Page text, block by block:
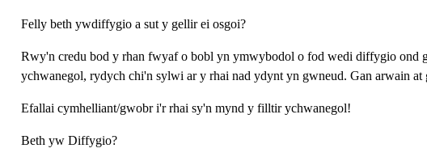
Felly beth ywdiffygio a sut y gellir ei osgoi?
Rwy'n credu bod y rhan fwyaf o bobl yn ymwybodol o fod wedi diffygio ond
ychwanegol, rydych chi'n sylwi ar y rhai nad ydynt yn gwneud. Gan arwain at
Efallai cymhelliant/gwobr i'r rhai sy'n mynd y filltir ychwanegol!
Beth yw Diffygio?